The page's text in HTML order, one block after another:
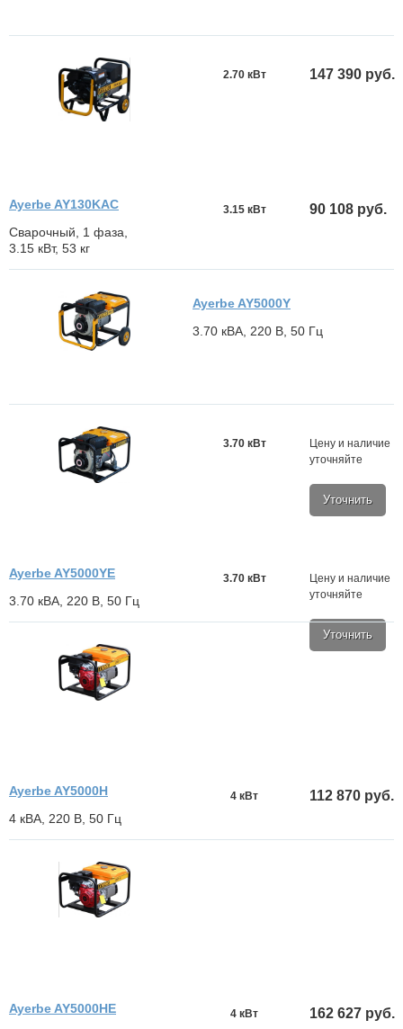
147 390 руб.
2.70 кВт
Ayerbe AY130KAC
Сварочный, 1 фаза,
3.15 кВт, 53 кг
90 108 руб.
3.15 кВт
Ayerbe AY5000Y
3.70 кВА, 220 В, 50 Гц
Цену и наличие
уточняйте
Уточнить
3.70 кВт
Ayerbe AY5000YE
3.70 кВА, 220 В, 50 Гц
Цену и наличие
уточняйте
Уточнить
3.70 кВт
Ayerbe AY5000H
4 кВА, 220 В, 50 Гц
112 870 руб.
4 кВт
Ayerbe AY5000HE
162 627 руб.
4 кВт